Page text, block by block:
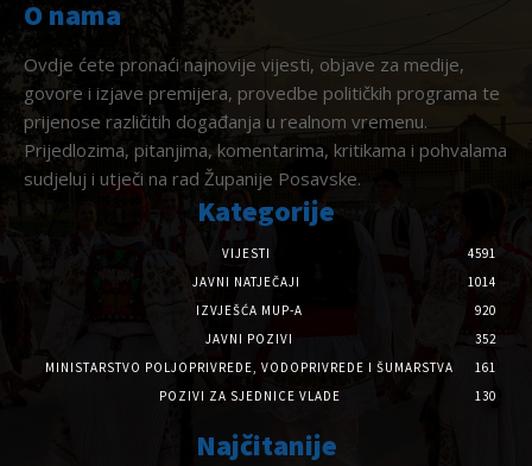
O nama
Ovdje ćete pronaći najnovije vijesti, objave za medije,
govore i izjave premijera, provedbe političkih programa te
prijenose različitih događanja u realnom vremenu.
Prijedlozima, pitanjima, komentarima, kritikama i pohvalama
sudjeluj i utječi na rad Županije Posavske.
Kategorije
VIJESTI
4591
JAVNI NATJEČAJI
1014
IZVJEŠĆA MUP-A
920
JAVNI POZIVI
352
MINISTARSTVO POLJOPRIVREDE, VODOPRIVREDE I ŠUMARSTVA
161
POZIVI ZA SJEDNICE VLADE
130
Najčitanije